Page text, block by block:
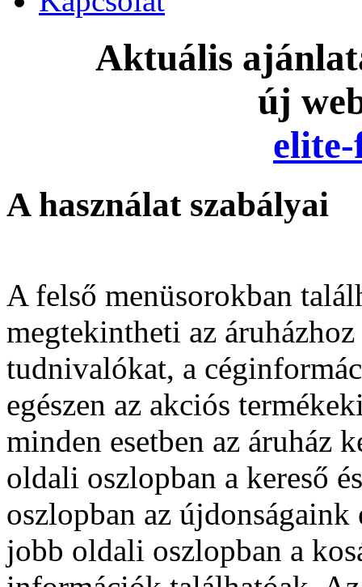
Aktuális
új
A használat szabályai
A felső menüsorokban
megtekintheti az
tudnivalókat, a
egészen az akciós
minden esetben az áruház
oldali oszlopban a kereső
oszlopban az
jobb oldali oszlopban a